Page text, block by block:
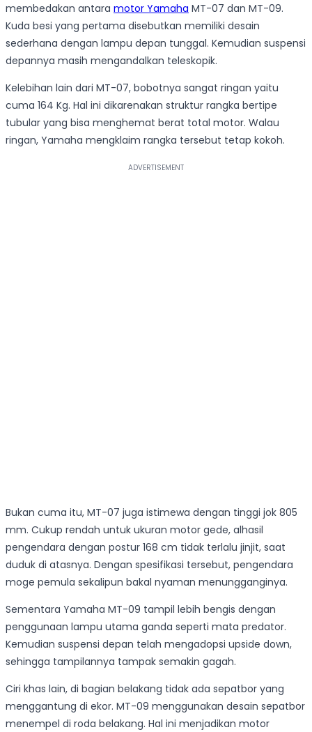
membedakan antara motor Yamaha MT-07 dan MT-09.
Kuda besi yang pertama disebutkan memiliki desain
sederhana dengan lampu depan tunggal. Kemudian suspensi
depannya masih mengandalkan teleskopik.
Kelebihan lain dari MT-07, bobotnya sangat ringan yaitu
cuma 164 Kg. Hal ini dikarenakan struktur rangka bertipe
tubular yang bisa menghemat berat total motor. Walau
ringan, Yamaha mengklaim rangka tersebut tetap kokoh.
Bukan cuma itu, MT-07 juga istimewa dengan tinggi jok 805
mm. Cukup rendah untuk ukuran motor gede, alhasil
pengendara dengan postur 168 cm tidak terlalu jinjit, saat
duduk di atasnya. Dengan spesifikasi tersebut, pengendara
moge pemula sekalipun bakal nyaman menungganginya.
Sementara Yamaha MT-09 tampil lebih bengis dengan
penggunaan lampu utama ganda seperti mata predator.
Kemudian suspensi depan telah mengadopsi upside down,
sehingga tampilannya tampak semakin gagah.
Ciri khas lain, di bagian belakang tidak ada sepatbor yang
menggantung di ekor. MT-09 menggunakan desain sepatbor
menempel di roda belakang. Hal ini menjadikan motor